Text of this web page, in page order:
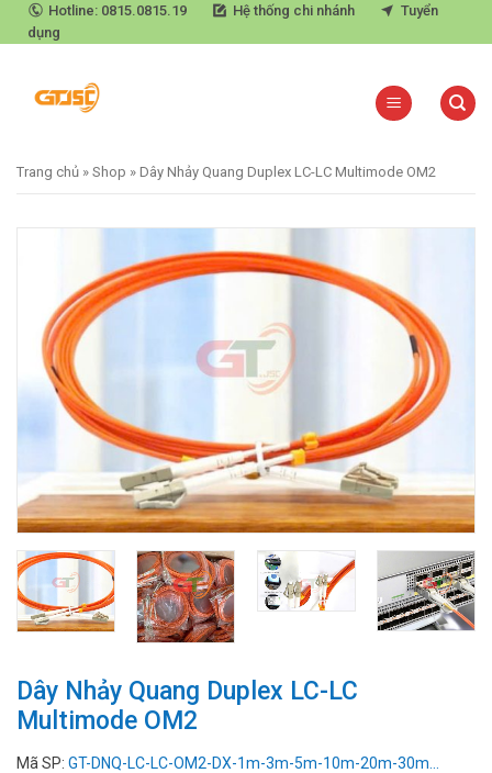
Skip
to
Hotline: 0815.0815.19 Hệ thống chi nhánh
Tuyển
dụng
Trang chủ » Shop » Dây Nhảy Quang Duplex LC-LC Multimode OM2
Dây Nhảy Quang Duplex LC-LC
Multimode OM2
Mã SP: GT-DNQ-LC-LC-OM2-DX-1m-3m-5m-10m-20m-30m...